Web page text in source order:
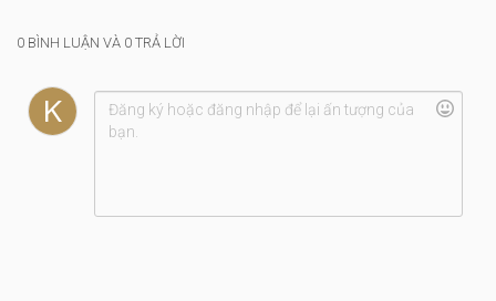
0 BÌNH LUẬN VÀ 0 TRẢ LỜI